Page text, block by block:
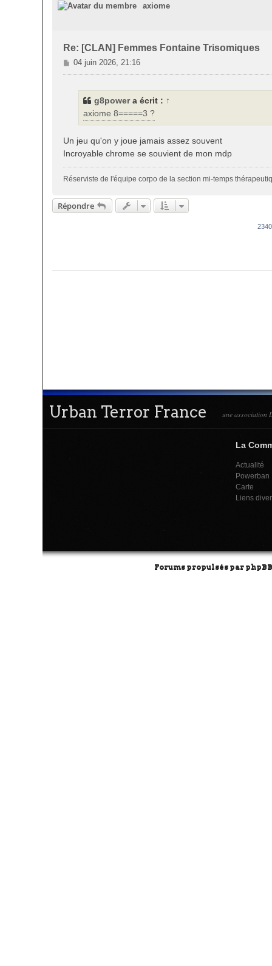
axiome
Re: [CLAN] Femmes Fontaine Trisomiques
M
e
04 juin 2026, 21:16
g8powera écrit : ↑
axiome 8=====3 ?
Un jeu qu'on y joue jamais assez souvent
Incroyable chrome se souvient de mon mdp
Réserviste de l'équipe corpo de la section mi-temps
Répondre
Urban Terror France une association
La
Actualité
Powerban
Carte
Liens
Forums propulsés par phpBB